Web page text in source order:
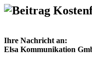
Ihre Nachricht an:
Elsa Kommunikation